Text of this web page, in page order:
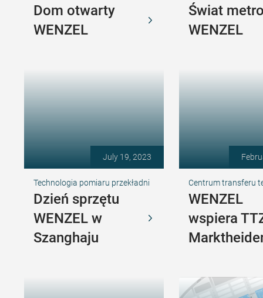
Dom otwarty
WENZEL
Świat
WENZEL
July 19, 2023
Technologia pomiaru przekładni
Dzień sprzętu
WENZEL w
Szanghaju
Centrum transferu
WENZEL
wspiera